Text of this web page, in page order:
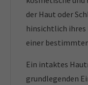
der Haut oder
hinsichtlich ihres
einer
Ein intaktes
grundlegenden